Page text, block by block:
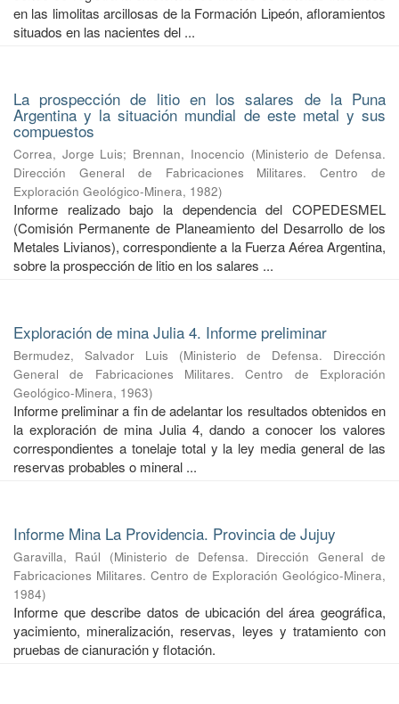
en las limolitas arcillosas de la Formación Lipeón, afloramientos
situados en las nacientes del ...
La prospección de litio en los salares de la Puna
Argentina y la situación mundial de este metal y sus
compuestos
Correa, Jorge Luis; Brennan, Inocencio (Ministerio de Defensa.
Dirección General de Fabricaciones Militares. Centro de
Exploración Geológico-Minera, 1982)
Informe realizado bajo la dependencia del COPEDESMEL
(Comisión Permanente de Planeamiento del Desarrollo de los
Metales Livianos), correspondiente a la Fuerza Aérea Argentina,
sobre la prospección de litio en los salares ...
Exploración de mina Julia 4. Informe preliminar
Bermudez, Salvador Luis (Ministerio de Defensa. Dirección
General de Fabricaciones Militares. Centro de Exploración
Geológico-Minera, 1963)
Informe preliminar a fin de adelantar los resultados obtenidos en
la exploración de mina Julia 4, dando a conocer los valores
correspondientes a tonelaje total y la ley media general de las
reservas probables o mineral ...
Informe Mina La Providencia. Provincia de Jujuy
Garavilla, Raúl (Ministerio de Defensa. Dirección General de
Fabricaciones Militares. Centro de Exploración Geológico-Minera,
1984)
Informe que describe datos de ubicación del área geográfica,
yacimiento, mineralización, reservas, leyes y tratamiento con
pruebas de cianuración y flotación.